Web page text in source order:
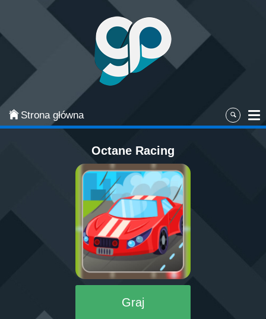
Strona główna
Octane Racing
Graj
Categories
Najpopularniejsze
Gry zręcznościowe
Gry akcji
Sport
Gry planszowe i karciane
Klasyczne gry
Gry strategiczne